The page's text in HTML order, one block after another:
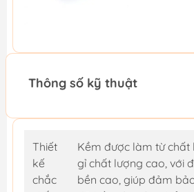
Thông số kỹ thuật
Thiết
kế
chắc
Kềm được làm từ chất
gỉ chất lượng cao, với
bền cao, giúp đảm